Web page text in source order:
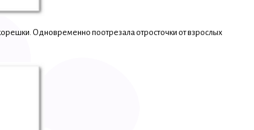
Одновременно поотрезала отросточки от взрослых